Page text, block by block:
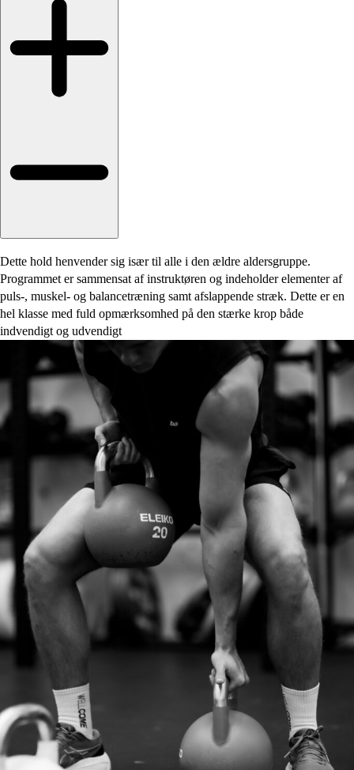
Dette hold henvender sig især til alle i den ældre aldersgruppe.
Programmet er sammensat af instruktøren og indeholder elementer af
puls-, muskel- og balancetræning samt afslappende stræk. Dette er en
hel klasse med fuld opmærksomhed på den stærke krop både
indvendigt og udvendigt